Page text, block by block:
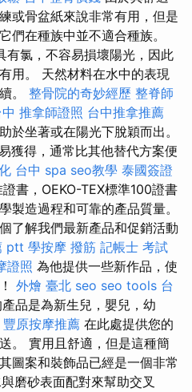
或骨盆紙來說非常有用，但是
們在種族中並不適合種族。
有氯，不容易損壞陽光，因此
用。 天然材料在水中的表現
。 整骨院的奇妙經歷 整脊師
推拿師證照 台中推拿推薦
於坐著或在陽光下脫穎而出。
獲得，通常比其他替代方案便
台中 spa seo教學 泰國簽證
書，OEKO-TEX標準100證書
製造過程和可靠的產品質量。
了解我們最新產品和促銷活動
ptt 學按摩 撥筋 記帳士 考試
證照 為他提供一些新作品，使
外燴 臺北 seo seo tools 台
品是為新生兒，嬰兒，幼
豐原按摩推薦 在此處提供您的
。 實用且舒適，但是這種簡
圖案和裝飾品已經是一個非常
磨砂表面配對來幫助交叉